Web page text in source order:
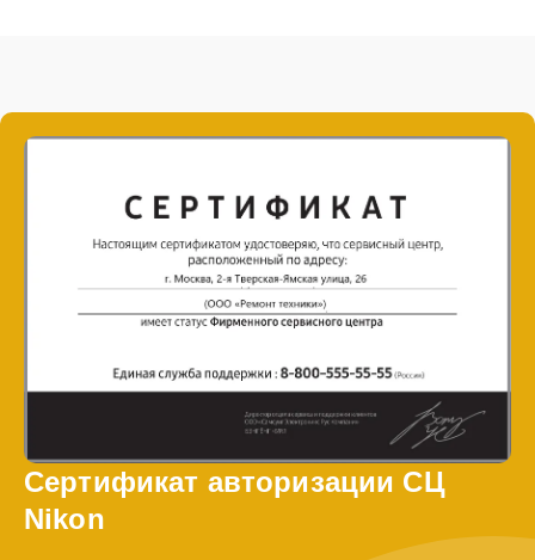
Сертификат авторизации СЦ
Nikon